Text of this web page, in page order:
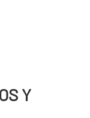
Y